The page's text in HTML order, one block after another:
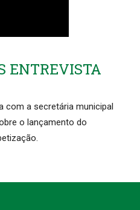
ENTREVISTA
com a secretária municipal
o lançamento do